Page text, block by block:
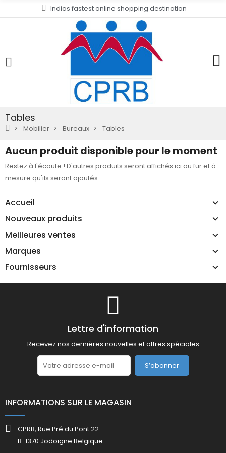
Indias fastest online shopping destination
Tables
Mobilier Bureaux Tables
Accueil
Nouveaux produits
Meilleures ventes
Marques
Fournisseurs
Aucun produit disponible pour le moment
Restez à l'écoute ! D'autres produits seront affichés ici au fur et à
mesure qu'ils seront ajoutés.
Lettre d'information
Recevez nos dernières nouvelles et offres spéciales
S’abonner
INFORMATIONS SUR LE MAGASIN
CPRB, Rue Pré du Pont 22
B-1370 Jodoigne Belgique